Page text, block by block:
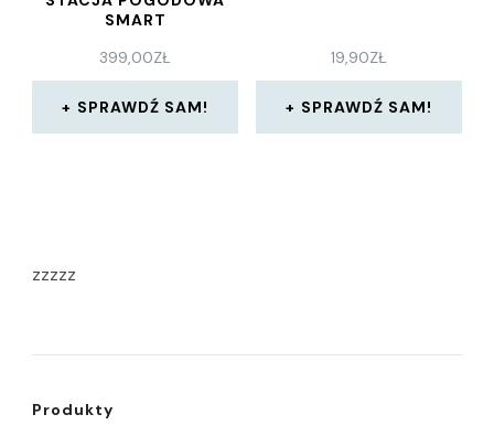
SMART
399,00ZŁ
SPRAWDŹ SAM!
19,90ZŁ
SPRAWDŹ SAM!
zzzzz
Produkty